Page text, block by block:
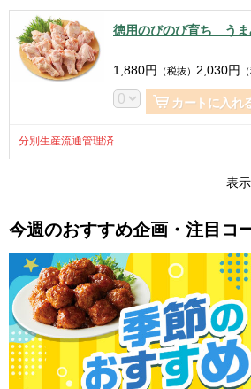
徳用のびのび育ち うま
1,880円 （税抜） 2,030円
カートに入れ
分別生産流通管理済
表示
今週のおすすめ企画・注目コ